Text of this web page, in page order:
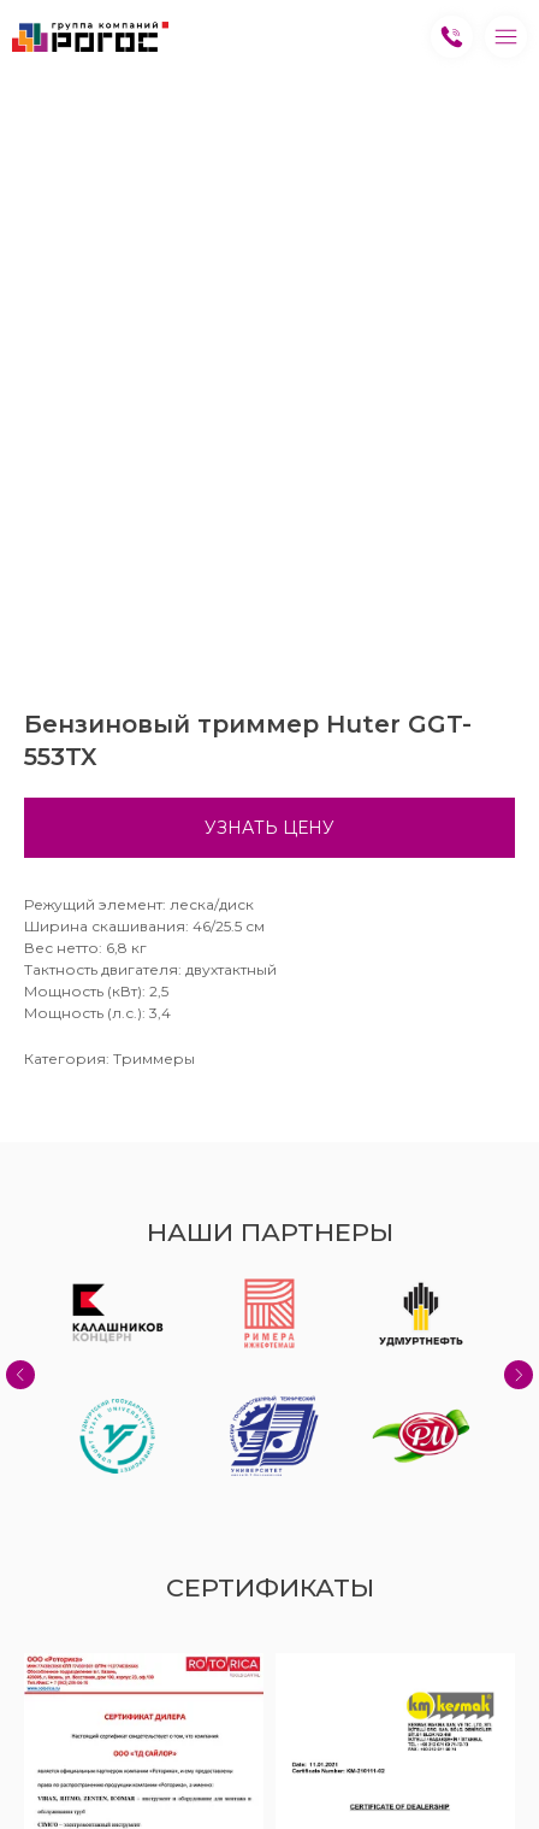
Бензиновый триммер Huter GGT-
553TX
УЗНАТЬ ЦЕНУ
Режущий элемент: леска/диск
Ширина скашивания: 46/25.5 см
Вес нетто: 6,8 кг
Тактность двигателя: двухтактный
Мощность (кВт): 2,5
Мощность (л.с.): 3,4
Категория: Триммеры
НАШИ ПАРТНЕРЫ
СЕРТИФИКАТЫ